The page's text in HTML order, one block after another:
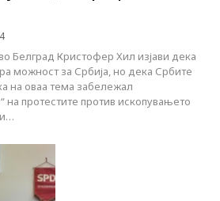
Белград Кристофер Хил изјави дека
можност за Србија, но дека Србите
на оваа тема забележал
на протестите против ископувањето